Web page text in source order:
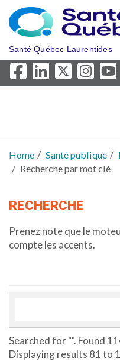
Skip to main content
Santé Québec Laurentides
Home Santé publique
Recherche par mot clé
RECHERCHE
Prenez note que le
compte les accents.
Searched for "". Found
Displaying results 81 to